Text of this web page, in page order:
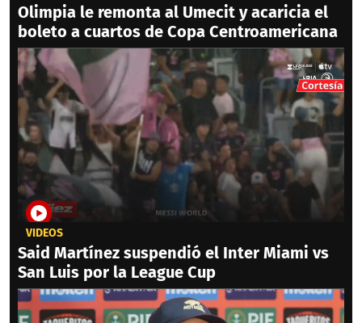
Olimpia le remonta al Umecit y acaricia el
boleto a cuartos de Copa Centroamericana
VIDEOS
Said Martínez suspendió el Inter Miami vs
San Luis por la League Cup